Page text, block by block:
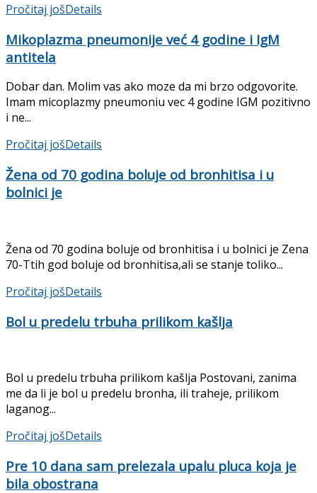
Pročitaj jošDetails
Mikoplazma pneumonije već 4 godine i IgM
antitela
Dobar dan. Molim vas ako moze da mi brzo odgovorite.
Imam micoplazmy pneumoniu vec 4 godine IGM pozitivno
i ne...
Pročitaj jošDetails
Žena od 70 godina boluje od bronhitisa i u
bolnici je
Žena od 70 godina boluje od bronhitisa i u bolnici je Zena
70-Ttih god boluje od bronhitisa,ali se stanje toliko...
Pročitaj jošDetails
Bol u predelu trbuha prilikom kašlja
Bol u predelu trbuha prilikom kašlja Postovani, zanima
me da li je bol u predelu bronha, ili traheje, prilikom
laganog...
Pročitaj jošDetails
Pre 10 dana sam prelezala upalu pluca koja je
bila obostrana